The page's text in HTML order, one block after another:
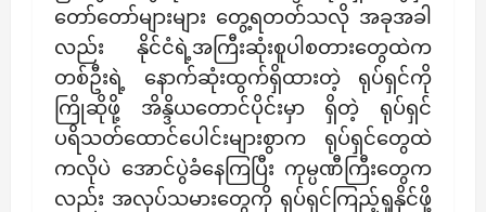
တော်တော်များများ တွေ့ရတတ်သလို အခုအခါ
လည်း နိုင်ငံရဲ့အကြီးဆုံးစူပါစတားတွေထဲက
တစ်ဦးရဲ့ နောက်ဆုံးထွက်ရှိထားတဲ့ ရုပ်ရှင်ကို
ကြိုဆိုဖို့ အိန္ဒိယတောင်ပိုင်းမှာ ရှိတဲ့ ရုပ်ရှင်
ပရိသတ်ထောင်ပေါင်းများစွာက ရုပ်ရှင်တွေထဲ
ကလိုပဲ အောင်ပွဲခံနေကြပြီး ကုမ္ပဏီကြီးတွေက
လည်း အလုပ်သမားတွေကို ရုပ်ရှင်ကြည့်ရှုနိုင်ဖို့